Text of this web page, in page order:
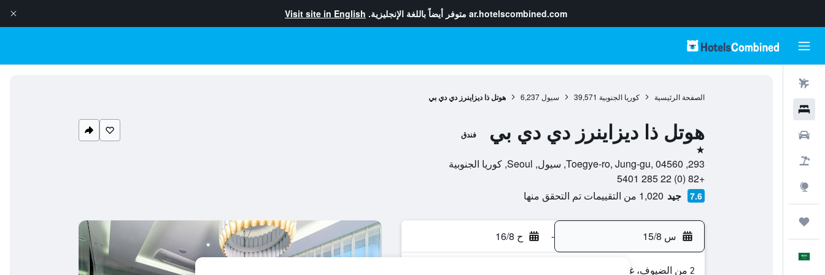
ar.hotelscombined.com متوفر أيضاً باللغة الإنجليزية. Visit site in English
الصفحة الرئيسية كوريا الجنوبية 39,571 سيول 6,237 هوتل ذا ديزاينرز دي دي بي
هوتل ذا ديزاينرز دي دي بي فندق
نجمة واحدة
293, Toegye-ro, Jung-gu, 04560, سيول, Seoul, كوريا الجنوبية
+82 (0) 22 285 5401
7.6 جيد 1,020 من التقييمات تم التحقق منها
س 15/8 - ح 16/8
2 من الضيوف، غرفة واحدة